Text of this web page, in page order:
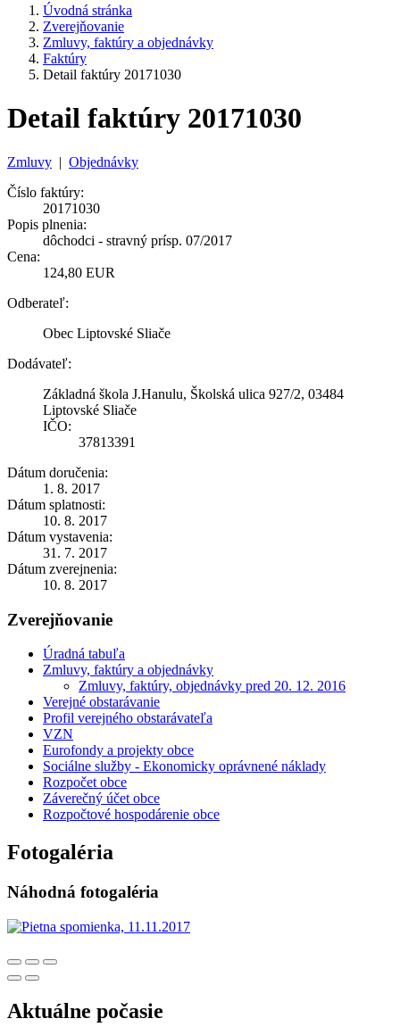
Úvodná stránka
Zverejňovanie
Zmluvy, faktúry a objednávky
Faktúry
Detail faktúry 20171030
Detail faktúry 20171030
Zmluvy | Objednávky
Číslo faktúry:
20171030
Popis plnenia:
dôchodci - stravný prísp. 07/2017
Cena:
124,80 EUR
Odberateľ:
Obec Liptovské Sliače
Dodávateľ:
Základná škola J.Hanulu, Školská ulica 927/2, 03484
Liptovské Sliače
IČO:
37813391
Dátum doručenia:
1. 8. 2017
Dátum splatnosti:
10. 8. 2017
Dátum vystavenia:
31. 7. 2017
Dátum zverejnenia:
10. 8. 2017
Zverejňovanie
Úradná tabuľa
Zmluvy, faktúry a objednávky
Zmluvy, faktúry, objednávky pred 20. 12. 2016
Verejné obstarávanie
Profil verejného obstarávateľa
VZN
Eurofondy a projekty obce
Sociálne služby - Ekonomicky oprávnené náklady
Rozpočet obce
Záverečný účet obce
Rozpočtové hospodárenie obce
Fotogaléria
Náhodná fotogaléria
Aktuálne počasie